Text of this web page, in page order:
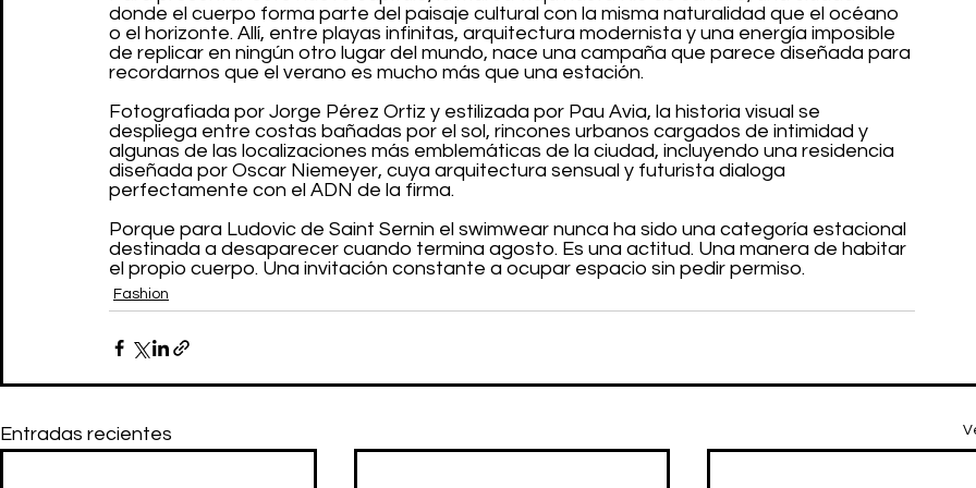
donde el cuerpo forma parte del paisaje cultural con la misma naturalidad que el océano
o el horizonte. Allí, entre playas infinitas, arquitectura modernista y una energía imposible
de replicar en ningún otro lugar del mundo, nace una campaña que parece diseñada para
recordarnos que el verano es mucho más que una estación.
Fotografiada por Jorge Pérez Ortiz y estilizada por Pau Avia, la historia visual se
despliega entre costas bañadas por el sol, rincones urbanos cargados de intimidad y
algunas de las localizaciones más emblemáticas de la ciudad, incluyendo una residencia
diseñada por Oscar Niemeyer, cuya arquitectura sensual y futurista dialoga
perfectamente con el ADN de la firma.
Porque para Ludovic de Saint Sernin el swimwear nunca ha sido una categoría estacional
destinada a desaparecer cuando termina agosto. Es una actitud. Una manera de habitar
el propio cuerpo. Una invitación constante a ocupar espacio sin pedir permiso.
Fashion
Entradas recientes